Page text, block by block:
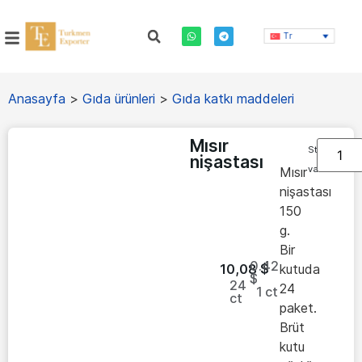
Tr
Anasayfa > Gıda ürünleri > Gıda katkı maddeleri
Mısır
nişastası
10,08$
24
ct
0.42
$
1 ct
Mısır
nişastası
150
g.
Bir
kutuda
24
paket.
Brüt
kutu
Stokta
var